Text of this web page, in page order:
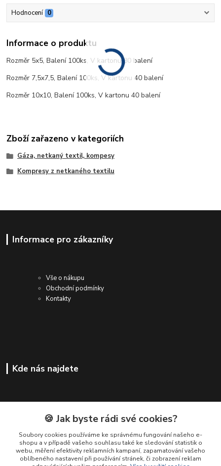
Hodnocení 0
Informace o produktu
Rozměr 5x5, Balení 100ks, V kartonu 80 balení
Rozměr 7,5x7,5, Balení 100ks, V kartonu 40 balení
Rozměr 10x10, Balení 100ks, V kartonu 40 balení
Zboží zařazeno v kategoriích
Gáza, netkaný textil, kompesy
Kompresy z netkaného textilu
Informace pro zákazníky
Vše o nákupu
Obchodní podmínky
Kontakty
Kde nás najdete
🍪 Jak byste rádi své cookies?
Soubory cookies používáme ke správnému fungování našeho e-
shopu a v případě vašeho souhlasu také ke sledování statistik o
webu, měření efektivity reklamních kampaní, zapamatování vašeho
oblíbeného nastavení při používání stránek, či zobrazení reklam